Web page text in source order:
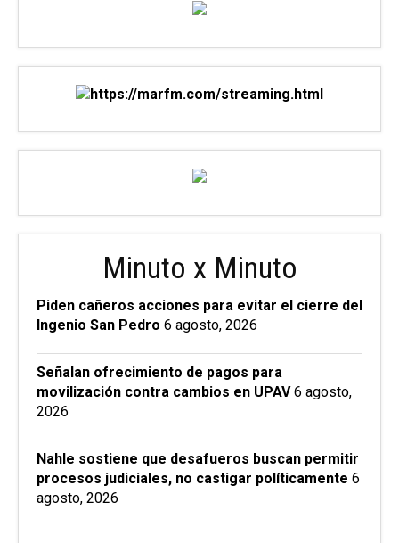
Minuto x Minuto
Piden cañeros acciones para evitar el cierre del
Ingenio San Pedro 6 agosto, 2026
Señalan ofrecimiento de pagos para
movilización contra cambios en UPAV 6 agosto,
2026
Nahle sostiene que desafueros buscan permitir
procesos judiciales, no castigar políticamente 6
agosto, 2026